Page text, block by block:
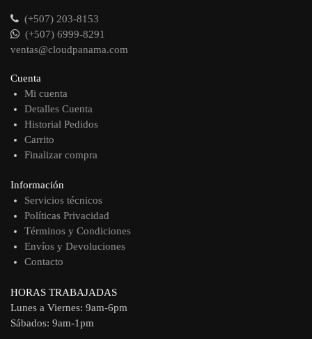
(+507) 203-8153
(+507) 6999-8291
ventas@cloudpanama.com
Cuenta
Mi cuenta
Detalles Cuenta
Historial Pedidos
Carrito
Finalizar compra
Información
Servicios técnicos
Políticas Privacidad
Términos y Condiciones
Envíos y Devoluciones
Contacto
HORAS TRABAJADAS
Lunes a Viernes: 9am-6pm
Sábados: 9am-1pm